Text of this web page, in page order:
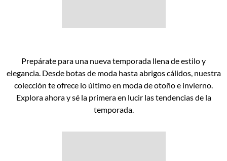
Prepárate para una nueva temporada llena de estilo y
elegancia. Desde botas de moda hasta abrigos cálidos, nuestra
colección te ofrece lo último en moda de otoño e invierno.
Explora ahora y sé la primera en lucir las tendencias de la
temporada.